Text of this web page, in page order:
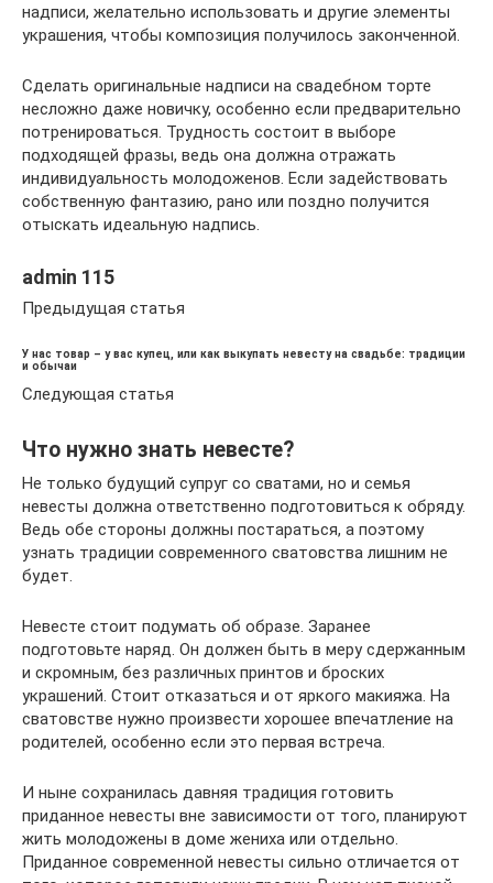
надписи, желательно использовать и другие элементы
украшения, чтобы композиция получилось законченной.
Сделать оригинальные надписи на свадебном торте
несложно даже новичку, особенно если предварительно
потренироваться. Трудность состоит в выборе
подходящей фразы, ведь она должна отражать
индивидуальность молодоженов. Если задействовать
собственную фантазию, рано или поздно получится
отыскать идеальную надпись.
admin 115
Предыдущая статья
У нас товар – у вас купец, или как выкупать невесту на свадьбе: традиции
и обычаи
Следующая статья
Что нужно знать невесте?
Не только будущий супруг со сватами, но и семья
невесты должна ответственно подготовиться к обряду.
Ведь обе стороны должны постараться, а поэтому
узнать традиции современного сватовства лишним не
будет.
Невесте стоит подумать об образе. Заранее
подготовьте наряд. Он должен быть в меру сдержанным
и скромным, без различных принтов и броских
украшений. Стоит отказаться и от яркого макияжа. На
сватовстве нужно произвести хорошее впечатление на
родителей, особенно если это первая встреча.
И ныне сохранилась давняя традиция готовить
приданное невесты вне зависимости от того, планируют
жить молодожены в доме жениха или отдельно.
Приданное современной невесты сильно отличается от